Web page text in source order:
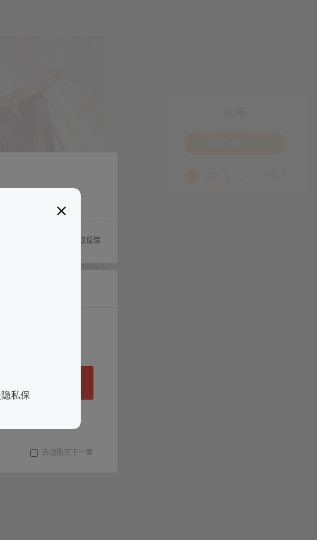
隐私保